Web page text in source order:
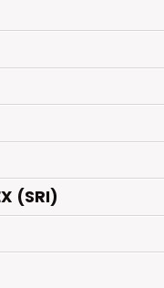
(SRI)